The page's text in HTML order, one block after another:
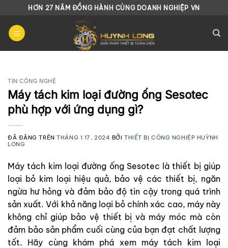
Chuyển
nội
dung
HƠN 27 NĂM ĐỒNG HÀNH CÙNG DOANH NGHIỆP VN
TIN CÔNG NGHỆ
Máy tách kim loại đường ống Sesotec
phù hợp với ứng dụng gì?
ĐÃ ĐĂNG TRÊNTHÁNG 1 17, 2024 BỞITHIẾT BỊ CÔNG NGHIỆP HUỲNH
LONG
Máy tách kim loại đường ống Sesotec là thiết bị giúp
loại bỏ kim loại hiệu quả, bảo vệ các thiết bị, ngăn
ngừa hư hỏng và đảm bảo độ tin cậy trong quá trình
sản xuất. Với khả năng loại bỏ chính xác cao, máy này
không chỉ giúp bảo vệ thiết bị và máy móc mà còn
đảm bảo sản phẩm cuối cùng của bạn đạt chất lượng
tốt. Hãy cùng khám phá xem máy tách kim loại